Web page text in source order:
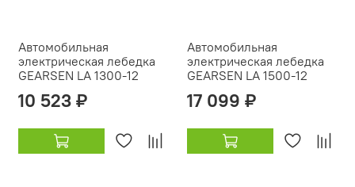
Автомобильная
электрическая лебедка
GEARSEN LA 1300-12
10 523 ₽
Автомобильная
электрическая лебедка
GEARSEN LA 1500-12
17 099 ₽